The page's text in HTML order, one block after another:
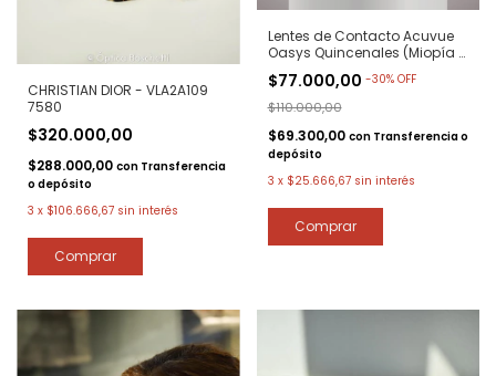
CHRISTIAN DIOR - VLA2A109
7580
$320.000,00
$288.000,00 con Transferencia
o depósito
3 x $106.666,67 sin interés
Lentes de Contacto Acuvue
Oasys Quincenales (Miopía /
$77.000,00 -30% OFF
$110.000,00
$69.300,00 con Transferencia o
depósito
3 x $25.666,67 sin interés
Comprar